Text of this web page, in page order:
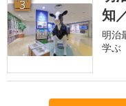
3
知
明治
学ぶ